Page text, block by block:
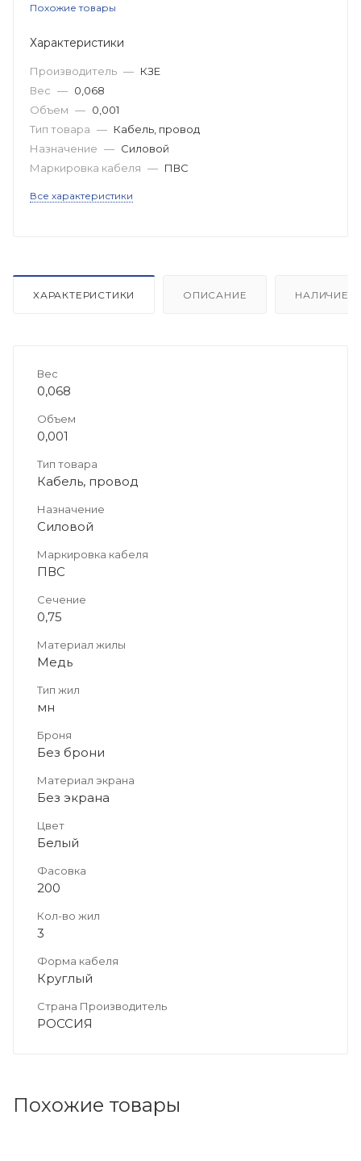
Похожие товары
Характеристики
Производитель — КЗЕ
Вес — 0,068
Объем — 0,001
Тип товара — Кабель, провод
Назначение — Силовой
Маркировка кабеля — ПВС
Все характеристики
ХАРАКТЕРИСТИКИ ОПИСАНИЕ НАЛИЧИЕ
Вес
0,068
Объем
0,001
Тип товара
Кабель, провод
Назначение
Силовой
Маркировка кабеля
ПВС
Сечение
0,75
Материал жилы
Медь
Тип жил
мн
Броня
Без брони
Материал экрана
Без экрана
Цвет
Белый
Фасовка
200
Кол-во жил
3
Форма кабеля
Круглый
Страна Производитель
РОССИЯ
Похожие товары